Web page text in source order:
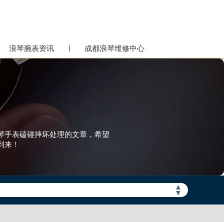
浪琴腕表资讯 成都浪琴维修中心
手表磕碰摔坏处理的文章，希望
来！
▲
▼